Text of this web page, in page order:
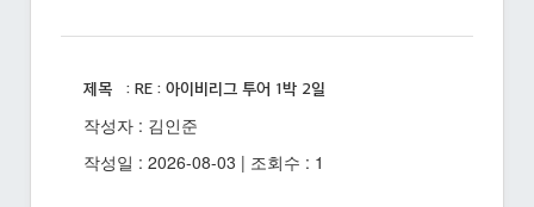
제목 : RE : 아이비리그 투어 1박 2일
작성자 : 김인준
작성일 : 2026-08-03 | 조회수 : 1